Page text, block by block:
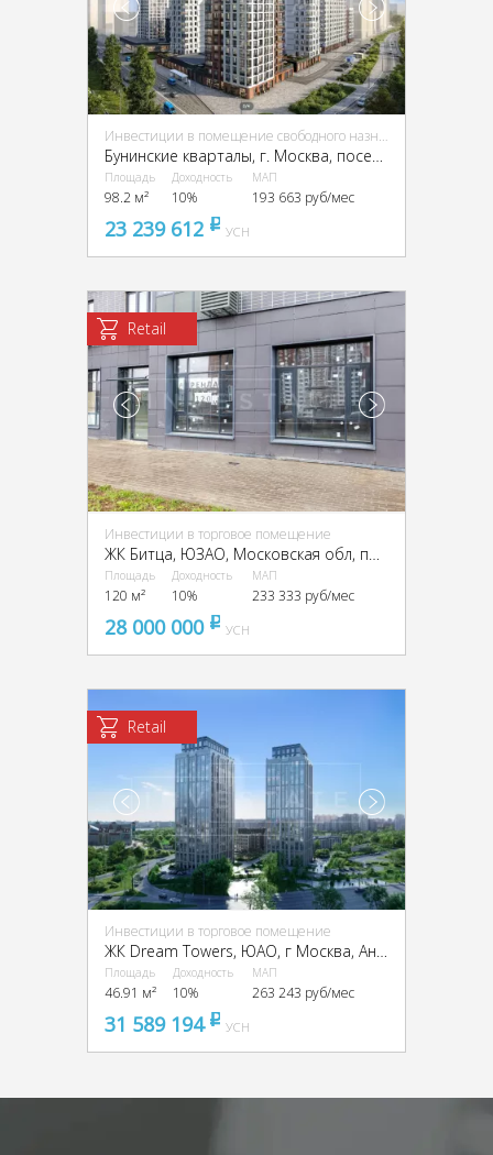
Инвестиции в помещение свободного назначения (ПСН)
Бунинские кварталы, г. Москва, поселение Сосенское
Площадь
98.2 м²
Доходность
10%
МАП
193 663 руб/мес
23 239 612 pуб
УСН
Retail
Инвестиции в торговое помещение
Площадь
120 м²
Доходность
10%
МАП
233 333 руб/мес
28 000 000 pуб
УСН
Retail
Инвестиции в торговое помещение
ЖК Dream Towers, ЮАО, г Москва, Андропова пр-т, вл. 9/1
Площадь
46.91 м²
Доходность
10%
МАП
263 243 руб/мес
31 589 194 pуб
УСН